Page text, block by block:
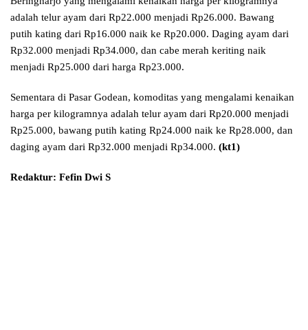
adalah telur ayam dari Rp22.000 menjadi Rp26.000. Bawang
putih kating dari Rp16.000 naik ke Rp20.000. Daging ayam dari
Rp32.000 menjadi Rp34.000, dan cabe merah keriting naik
menjadi Rp25.000 dari harga Rp23.000.
Sementara di Pasar Godean, komoditas yang mengalami kenaikan
harga per kilogramnya adalah telur ayam dari Rp20.000 menjadi
Rp25.000, bawang putih kating Rp24.000 naik ke Rp28.000, dan
daging ayam dari Rp32.000 menjadi Rp34.000. (kt1)
Redaktur: Fefin Dwi S